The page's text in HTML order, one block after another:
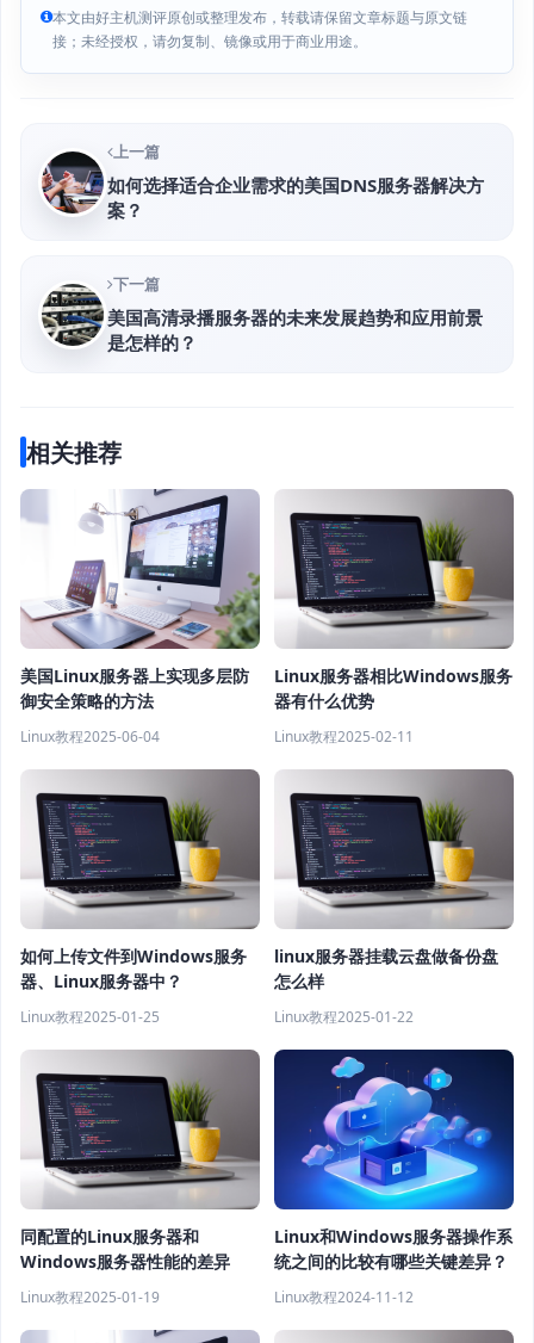
本文由好主机测评原创或整理发布，转载请保留文章标题与原文链
接；未经授权，请勿复制、镜像或用于商业用途。
上一篇
如何选择适合企业需求的美国DNS服务器解决方
案？
下一篇
美国高清录播服务器的未来发展趋势和应用前景
是怎样的？
相关推荐
美国Linux服务器上实现多层防
御安全策略的方法
Linux教程2025-06-04
Linux服务器相比Windows服务
器有什么优势
Linux教程2025-02-11
如何上传文件到Windows服务
器、Linux服务器中？
Linux教程2025-01-25
linux服务器挂载云盘做备份盘
怎么样
Linux教程2025-01-22
同配置的Linux服务器和
Windows服务器性能的差异
Linux教程2025-01-19
Linux和Windows服务器操作系
统之间的比较有哪些关键差异？
Linux教程2024-11-12